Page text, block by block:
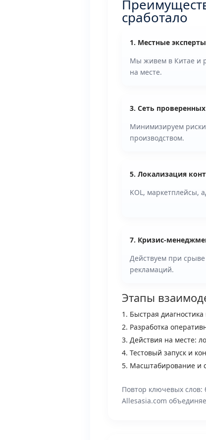
сработало
1. Местные эксперты
Мы живем в Китае и
на месте.
3. Сеть
Минимизируем
производством.
5. Локализация
KOL, маркетплейсы,
7. Кризис-
Действуем при
рекламаций.
Этапы
Быстрая
Разработка
Действия на месте:
Тестовый запуск и
Масштабирование и
Повтор ключевых слов:
Allesasia.com